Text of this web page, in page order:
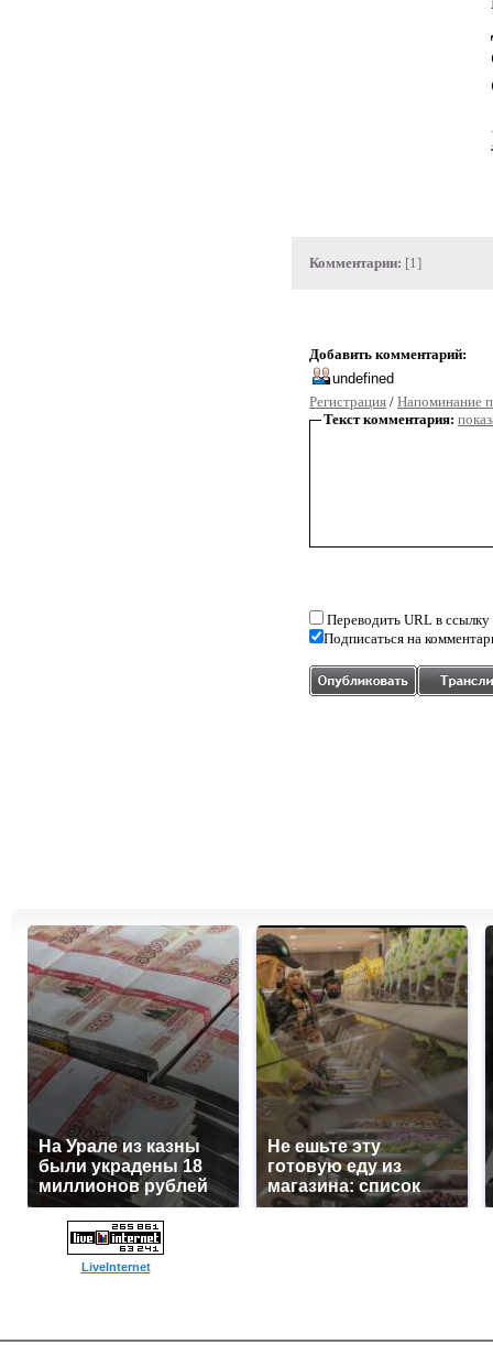
Комментарии: [1]
Добавить комментарий:
Регистрация / Напоминание
Текст комментария:
Переводить URL в ссылку
Подписаться на
На Урале из казны
были украдены 18
миллионов рублей
Не ешьте эту
готовую еду из
магазина: список
LiveInternet